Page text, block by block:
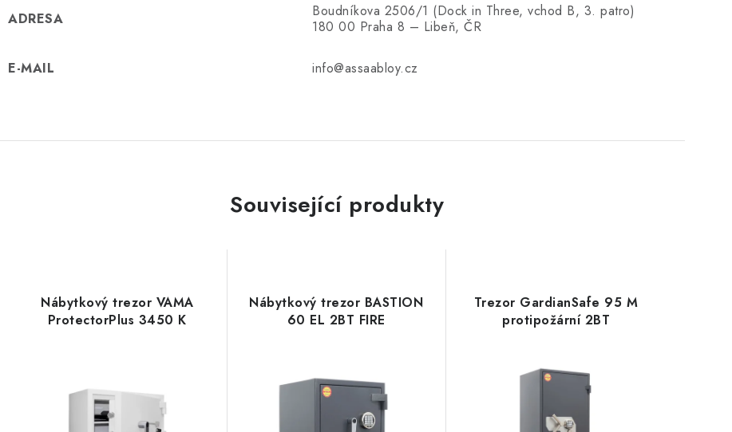
ADRESA
Boudníkova 2506/1 (Dock in Three, vchod B, 3. patro)
180 00 Praha 8 – Libeň, ČR
E-MAIL info@assaabloy.cz
Související produkty
Nábytkový trezor VAMA
ProtectorPlus 3450 K
Nábytkový trezor BASTION
60 EL 2BT FIRE
Trezor GardianSafe 95 M
protipožární 2BT